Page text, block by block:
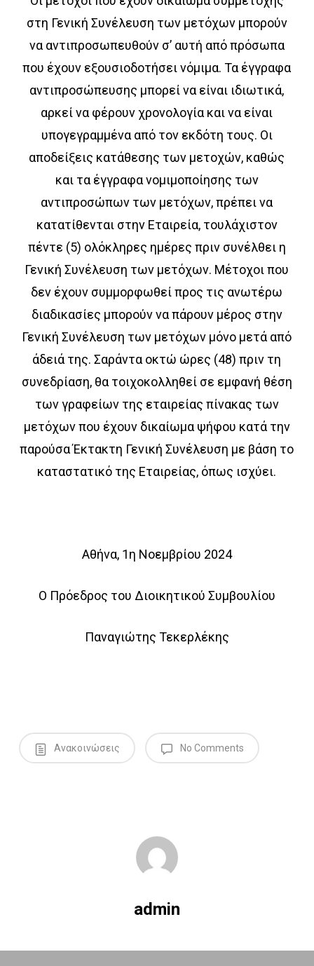
στη Γενική Συνέλευση των μετόχων μπορούν
να αντιπροσωπευθούν σ’ αυτή από πρόσωπα
που έχουν εξουσιοδοτήσει νόμιμα. Τα έγγραφα
αντιπροσώπευσης μπορεί να είναι ιδιωτικά,
αρκεί να φέρουν χρονολογία και να είναι
υπογεγραμμένα από τον εκδότη τους. Οι
αποδείξεις κατάθεσης των μετοχών, καθώς
και τα έγγραφα νομιμοποίησης των
αντιπροσώπων των μετόχων, πρέπει να
κατατίθενται στην Εταιρεία, τουλάχιστον
πέντε (5) ολόκληρες ημέρες πριν συνέλθει η
Γενική Συνέλευση των μετόχων. Μέτοχοι που
δεν έχουν συμμορφωθεί προς τις ανωτέρω
διαδικασίες μπορούν να πάρουν μέρος στην
Γενική Συνέλευση των μετόχων μόνο μετά από
άδειά της. Σαράντα οκτώ ώρες (48) πριν τη
συνεδρίαση, θα τοιχοκολληθεί σε εμφανή θέση
των γραφείων της εταιρείας πίνακας των
μετόχων που έχουν δικαίωμα ψήφου κατά την
παρούσα Έκτακτη Γενική Συνέλευση με βάση το
καταστατικό της Εταιρείας, όπως ισχύει.
Αθήνα, 1η Νοεμβρίου 2024
Ο Πρόεδρος του Διοικητικού Συμβουλίου
Παναγιώτης Τεκερλέκης
Ανακοινώσεις No Comments
admin